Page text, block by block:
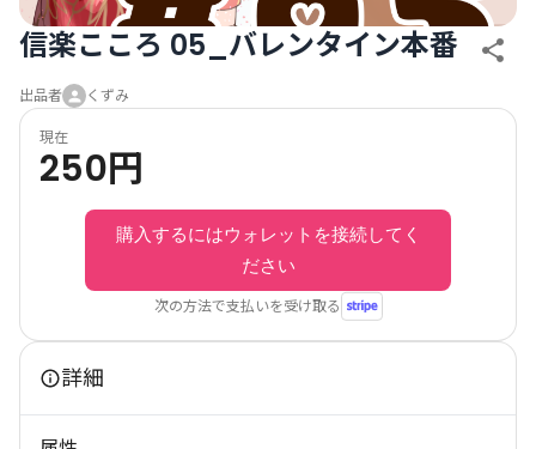
信楽こころ 05_バレンタイン本番
出品者 くずみ
現在
250円
購入するにはウォレットを接続してく
ださい
次の方法で支払いを受け取る
詳細